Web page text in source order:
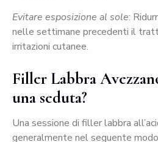
Evitare esposizione al sole:
nelle settimane precedenti il
irritazioni cutanee.
Filler Labbra
una seduta?
Una sessione di filler labbra
generalmente nel seguente